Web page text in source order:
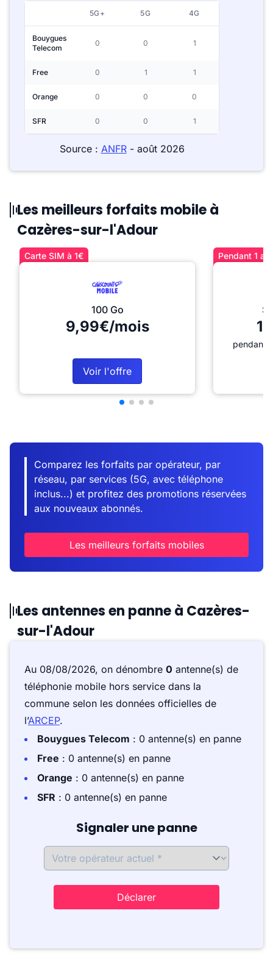
5G+ 5G 4G
Bouygues
Telecom
0 0 1
Free 0 1 1
Orange 0 0 0
SFR 0 0 1
Source : ANFR- août 2026
Les meilleurs forfaits mobile à
Cazères-sur-l'Adour
Carte SIM à 1€
100 Go
9,99€/mois
Voir l'offre
Pendant 1
pendant
Comparez les forfaits par opérateur, par
réseau, par services (5G, avec téléphone
inclus...) et profitez des promotions réservées
aux nouveaux abonnés.
Les meilleurs forfaits mobiles
Les antennes en panne à Cazères-
sur-l'Adour
Au 08/08/2026, on dénombre 0 antenne(s) de
téléphonie mobile hors service dans la
commune selon les données officielles de
l’ARCEP.
Bouygues Telecom : 0 antenne(s) en panne
Free : 0 antenne(s) en panne
Orange : 0 antenne(s) en panne
SFR : 0 antenne(s) en panne
Signaler une panne
Déclarer